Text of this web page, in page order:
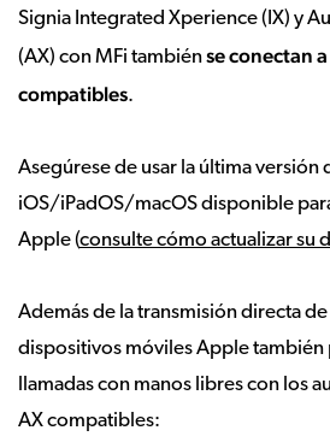
Signia Integrated Xperience (IX) y
(AX) con MFi tambiénse conectan
compatibles.
Asegúrese de usar la última versión
iOS/iPadOS/macOS disponible
Apple (consulte cómo actualizar su
Además de la transmisión directa
dispositivos móviles Apple también
llamadas con manos libres con los
AX compatibles: